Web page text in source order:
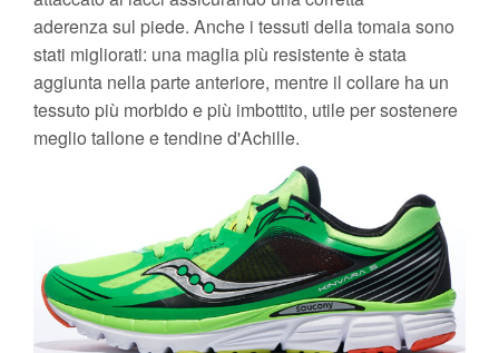
aderenza sul piede. Anche i tessuti della tomaia sono
stati migliorati: una maglia più resistente è stata
aggiunta nella parte anteriore, mentre il collare ha un
tessuto più morbido e più imbottito, utile per sostenere
meglio tallone e tendine d'Achille.